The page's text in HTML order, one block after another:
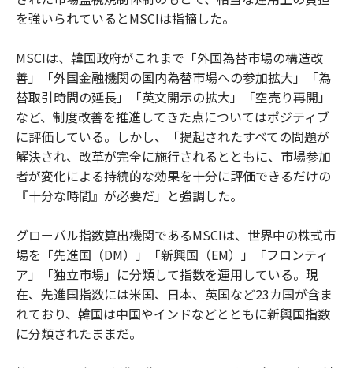
を強いられているとMSCIは指摘した。
MSCIは、韓国政府がこれまで「外国為替市場の構造改
善」「外国金融機関の国内為替市場への参加拡大」「為
替取引時間の延長」「英文開示の拡大」「空売り再開」
など、制度改善を推進してきた点についてはポジティブ
に評価している。しかし、「提起されたすべての問題が
解決され、改革が完全に施行されるとともに、市場参加
者が変化による持続的な効果を十分に評価できるだけの
『十分な時間』が必要だ」と強調した。
グローバル指数算出機関であるMSCIは、世界中の株式市
場を「先進国（DM）」「新興国（EM）」「フロンティ
ア」「独立市場」に分類して指数を運用している。現
在、先進国指数には米国、日本、英国など23カ国が含ま
れており、韓国は中国やインドなどとともに新興国指数
に分類されたままだ。